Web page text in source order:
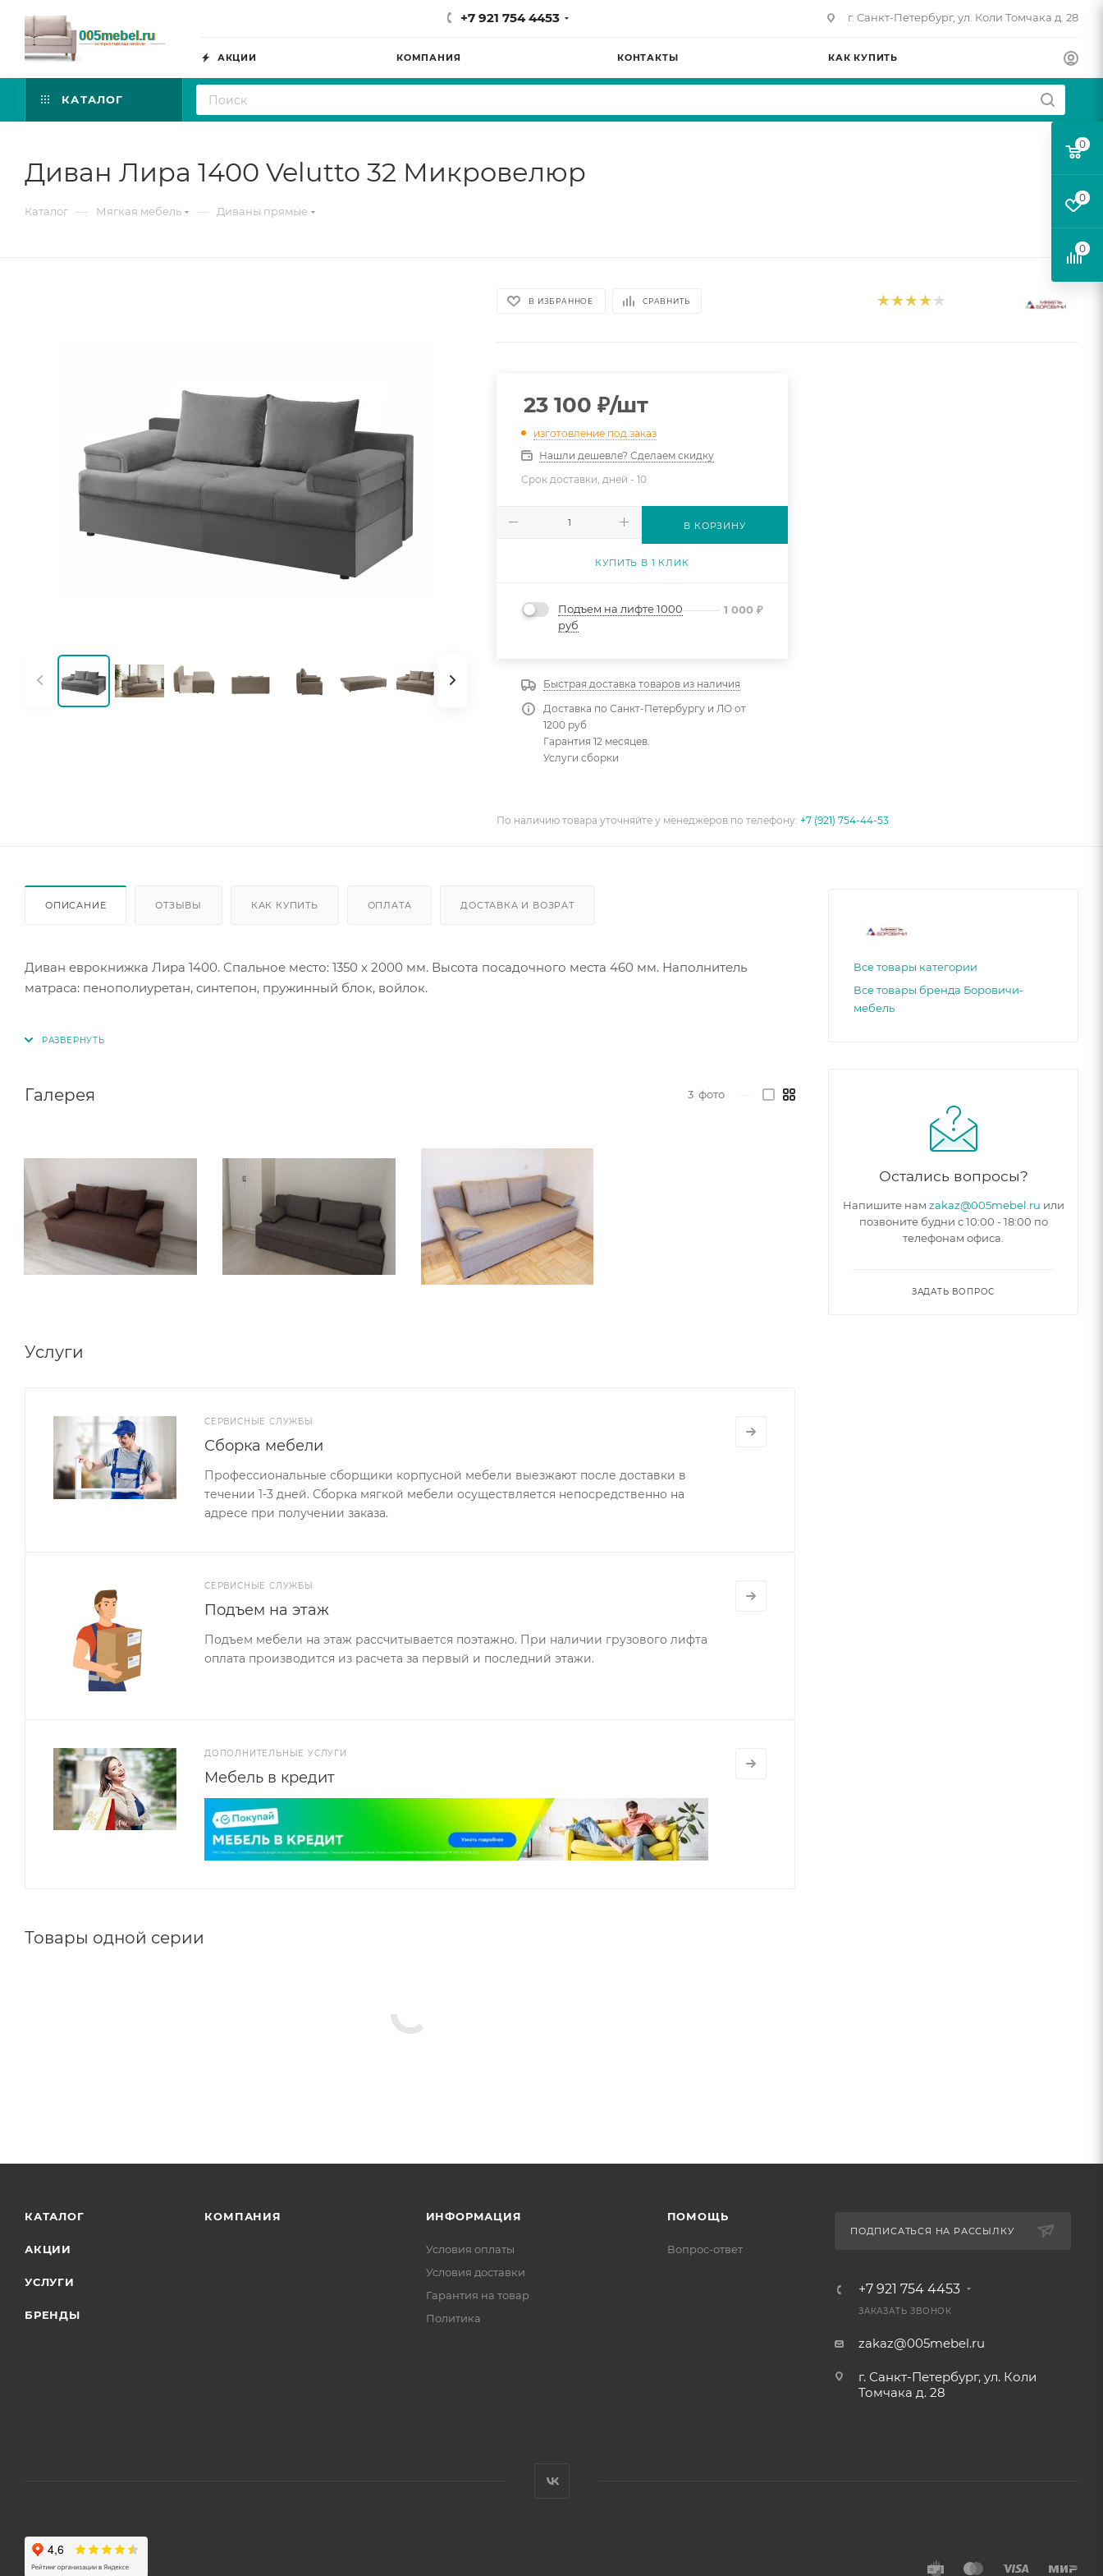
+7 921 754 4453 г. Санкт-Петербург, ул. Коли Томчака д. 28
АКЦИИ КОМПАНИЯ КОНТАКТЫ КАК КУПИТЬ
КАТАЛОГ
Диван Лира 1400 Velutto 32 Микровелюр
Каталог — Мягкая мебель — Диваны прямые
В ИЗБРАННОЕ СРАВНИТЬ
23 100 ₽/шт
изготовление под заказ
Нашли дешевле? Сделаем скидку
Срок доставки, дней -10
В КОРЗИНУ
КУПИТЬ В 1 КЛИК
Подъем на лифте 1000
руб
1 000₽
Быстрая доставка товаров из наличия
Доставка по Санкт-Петербургу и ЛО от
1200 руб
Гарантия 12 месяцев.
Услуги сборки
По наличию товара уточняйте у менеджеров по телефону:+7 (921) 754-44-53
ОПИСАНИЕ ОТЗЫВЫ КАК КУПИТЬ ОПЛАТА ДОСТАВКА И ВОЗРАТ
Диван еврокнижка Лира 1400. Спальное место: 1350 х 2000 мм. Высота посадочного места 460 мм. Наполнитель
матраса: пенополиуретан, синтепон, пружинный блок, войлок.
Галерея 3 фото
Услуги
СЕРВИСНЫЕ СЛУЖБЫ
Сборка мебели
Профессиональные сборщики корпусной мебели выезжают после доставки в
течении 1-3 дней. Сборка мягкой мебели осуществляется непосредственно на
адресе при получении заказа.
СЕРВИСНЫЕ СЛУЖБЫ
Подъем на этаж
Подъем мебели на этаж рассчитывается поэтажно. При наличии грузового лифта
оплата производится из расчета за первый и последний этажи.
ДОПОЛНИТЕЛЬНЫЕ УСЛУГИ
Мебель в кредит
Товары одной серии
Все товары категории
Все товары бренда Боровичи-
мебель
Остались вопросы?
Напишите нам zakaz@005mebel.ru или
позвоните будни с 10:00 - 18:00 по
телефонам офиса.
ЗАДАТЬ ВОПРОС
КАТАЛОГ
АКЦИИ
УСЛУГИ
БРЕНДЫ
КОМПАНИЯ ИНФОРМАЦИЯ
Условия оплаты
Условия доставки
Гарантия на товар
Политика
ПОМОЩЬ
Вопрос-ответ
ПОДПИСАТЬСЯ НА РАССЫЛКУ
+7 921 754 4453
ЗАКАЗАТЬ ЗВОНОК
zakaz@005mebel.ru
г. Санкт-Петербург, ул. Коли
Томчака д. 28
0
0
0